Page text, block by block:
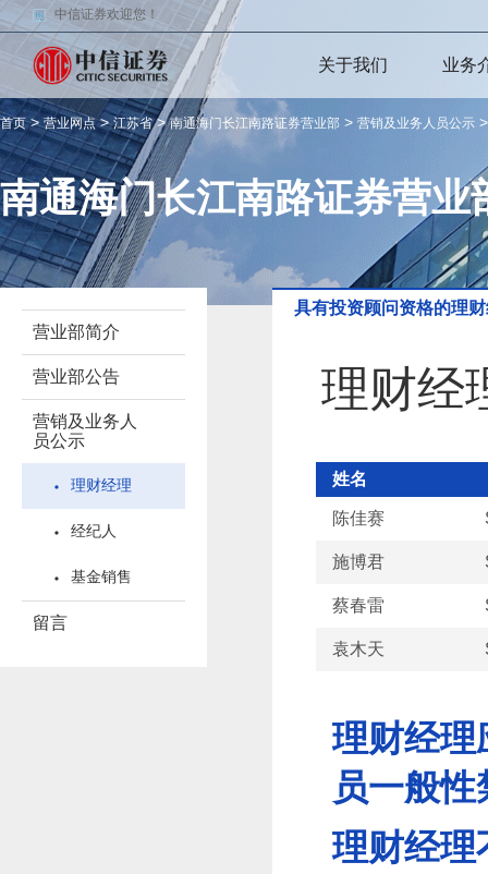
中信证券欢迎您！
关于我们 业务
首页>营业网点>江苏省>南通海门长江南路证券营业部 > 营销及业务人员公示
南通海门长江南路证券营业
营业部简介
营业部公告
营销及业务人
员公示
理财经理
经纪人
基金销售
留言
具有投资顾问资格的理
理财经
姓名
陈佳赛
施博君
蔡春雷
袁木天
理财经理
员一般
理财经理